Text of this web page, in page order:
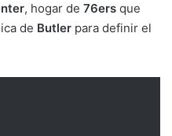
, hogar de 76ers que
de Butler para definir el